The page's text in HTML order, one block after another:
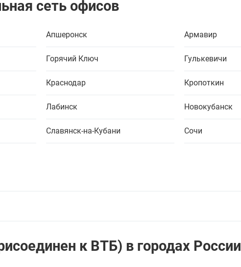
сеть офисов
Апшеронск Армавир
Горячий Ключ Гулькевичи
Краснодар Кропоткин
Лабинск Новокубанск
Славянск-на-Кубани Сочи
к ВТБ) в городах России